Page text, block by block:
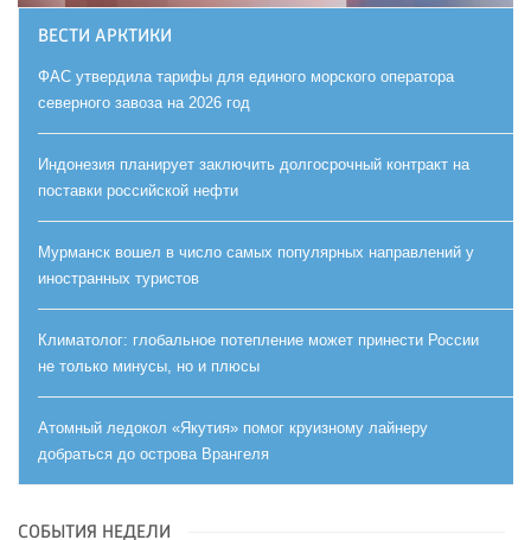
ВЕСТИ АРКТИКИ
ФАС утвердила тарифы для единого морского оператора
северного завоза на 2026 год
Индонезия планирует заключить долгосрочный контракт на
поставки российской нефти
Мурманск вошел в число самых популярных направлений у
иностранных туристов
Климатолог: глобальное потепление может принести России
не только минусы, но и плюсы
Атомный ледокол «Якутия» помог круизному лайнеру
добраться до острова Врангеля
СОБЫТИЯ НЕДЕЛИ